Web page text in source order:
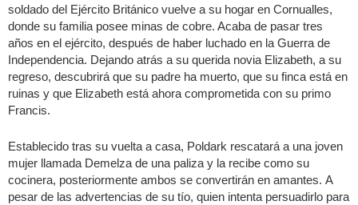
soldado del Ejército Británico vuelve a su hogar en Cornualles,
donde su familia posee minas de cobre. Acaba de pasar tres
años en el ejército, después de haber luchado en la Guerra de
Independencia. Dejando atrás a su querida novia Elizabeth, a su
regreso, descubrirá que su padre ha muerto, que su finca está en
ruinas y que Elizabeth está ahora comprometida con su primo
Francis.
Establecido tras su vuelta a casa, Poldark rescatará a una joven
mujer llamada Demelza de una paliza y la recibe como su
cocinera, posteriormente ambos se convertirán en amantes. A
pesar de las advertencias de su tío, quien intenta persuadirlo para